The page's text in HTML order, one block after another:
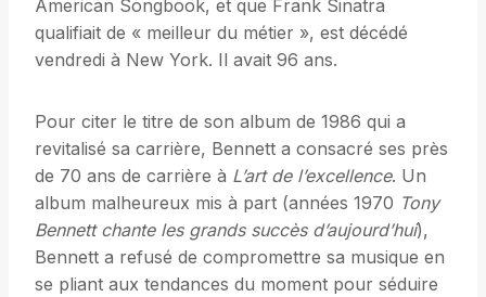
American Songbook, et que Frank Sinatra
qualifiait de « meilleur du métier », est décédé
vendredi à New York. Il avait 96 ans.
Pour citer le titre de son album de 1986 qui a
revitalisé sa carrière, Bennett a consacré ses près
de 70 ans de carrière à L’art de l’excellence. Un
album malheureux mis à part (années 1970 Tony
Bennett chante les grands succès d’aujourd’hui),
Bennett a refusé de compromettre sa musique en
se pliant aux tendances du moment pour séduire